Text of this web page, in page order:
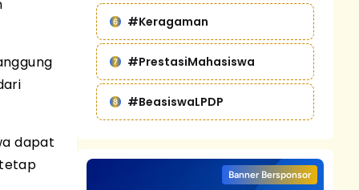
dapat
#Keragaman
#PrestasiMahasiswa
#BeasiswaLPDP
Banner Bersponsor